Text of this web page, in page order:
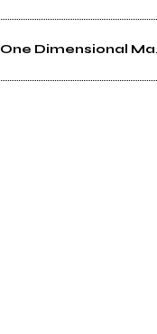
One Dimensional Man (ODM)